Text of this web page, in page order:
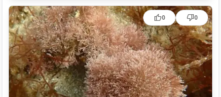
thumb_up0 thumb_down0